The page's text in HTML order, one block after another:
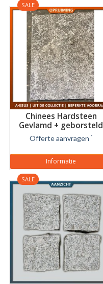
SALE
SALE
Chinees Hardsteen
Gevlamd + geborsteld
Offerte aanvragen *
Informatie